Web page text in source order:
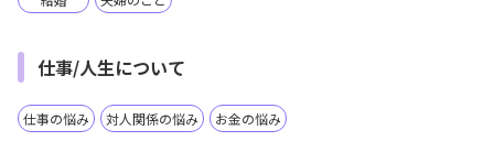
仕事/人生について
仕事の悩み 対人関係の悩み お金の悩み